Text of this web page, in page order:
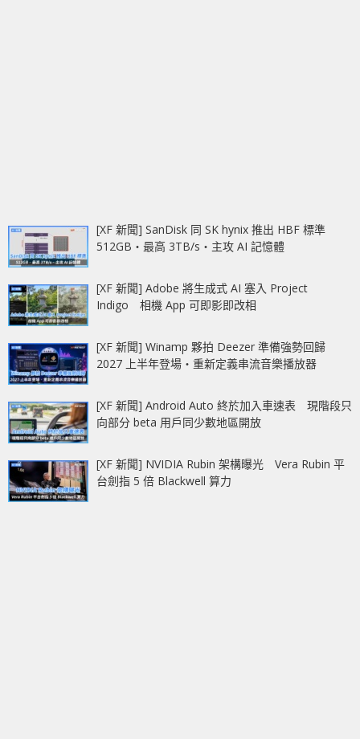
[XF 新聞] SanDisk 同 SK hynix 推出 HBF 標準
512GB‧最高 3TB/s‧主攻 AI 記憶體
[XF 新聞] Adobe 將生成式 AI 塞入 Project
Indigo 相機 App 可即影即改相
[XF 新聞] Winamp 夥拍 Deezer 準備強勢回歸
2027 上半年登場‧重新定義串流音樂播放器
[XF 新聞] Android Auto 終於加入車速表 現階段只
向部分 beta 用戶同少數地區開放
[XF 新聞] NVIDIA Rubin 架構曝光 Vera Rubin 平
台劍指 5 倍 Blackwell 算力